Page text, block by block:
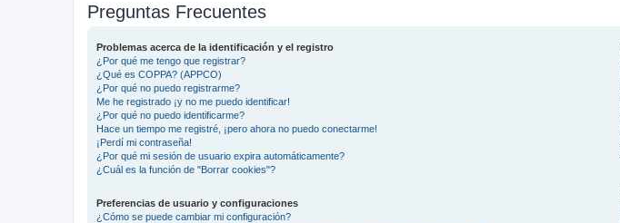
Preguntas Frecuentes
Problemas acerca de la identificación y el registro
¿Por qué me tengo que registrar?
¿Qué es COPPA? (APPCO)
¿Por qué no puedo registrarme?
Me he registrado ¡y no me puedo identificar!
¿Por qué no puedo identificarme?
Hace un tiempo me registré, ¡pero ahora no puedo conectarme!
¡Perdí mi contraseña!
¿Por qué mi sesión de usuario expira automáticamente?
¿Cuál es la función de "Borrar cookies"?
Preferencias de usuario y configuraciones
¿Cómo se puede cambiar mi configuración?